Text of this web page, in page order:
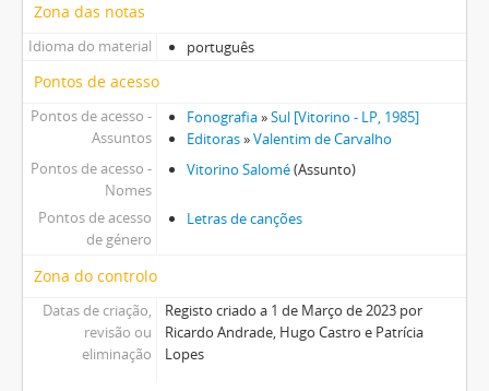
[Caixa] Caixa 54
Zona das notas
Idioma do material português
Pontos de acesso
Pontos de acesso -
Assuntos
Fonografia»Sul [Vitorino - LP, 1985]
Editoras»Valentim de Carvalho
Pontos de acesso -
Nomes
Vitorino Salomé(Assunto)
Pontos de acesso
de género
Letras de canções
Zona do controlo
Datas de criação,
revisão ou
eliminação
Registo criado a 1 de Março de 2023 por
Ricardo Andrade, Hugo Castro e Patrícia
Lopes